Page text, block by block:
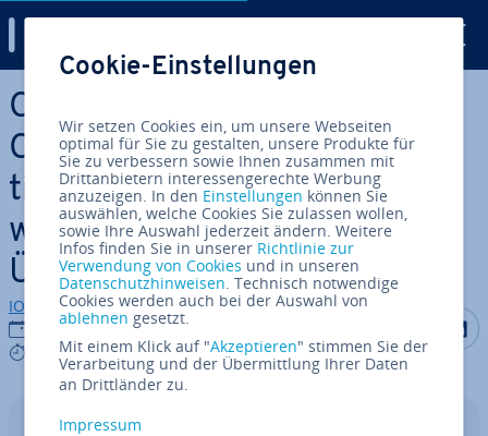
Zum Haupt­in­halt springen
Con­ti­nuous In­te­gra­ti­on vs.
Con­ti­nuous Delivery vs. Con­
ti­nuous De­ploy­ment – Soft­
ware­ent­wick­lungs­mo­del­le im
Überblick
IONOS Redaktion
24.01.2022
5 mins
Auf Auf
In­halts­ver­zeich­nis
Cookie-Einstellungen
Wir setzen Cookies ein, um unsere Webseiten
optimal für Sie zu gestalten, unsere Produkte für
Sie zu verbessern sowie Ihnen zusammen mit
Drittanbietern interessengerechte Werbung
anzuzeigen. In den Einstellungen können Sie
auswählen, welche Cookies Sie zulassen wollen,
sowie Ihre Auswahl jederzeit ändern. Weitere
Infos finden Sie in unserer Richtlinie zur
Verwendung von Cookies und in unseren
Datenschutzhinweisen. Technisch notwendige
Cookies werden auch bei der Auswahl von
ablehnen gesetzt.
Mit einem Klick auf "Akzeptieren" stimmen Sie der
Verarbeitung und der Übermittlung Ihrer Daten
an Drittländer zu.
Impressum